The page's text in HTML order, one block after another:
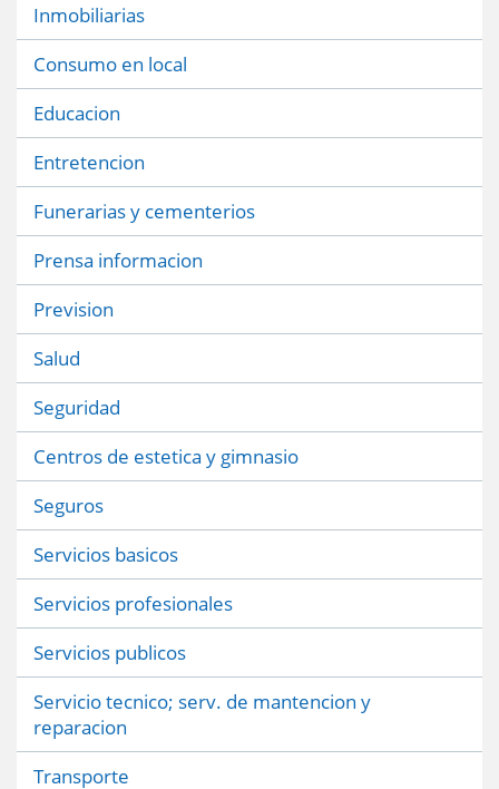
Inmobiliarias
Consumo en local
Educacion
Entretencion
Funerarias y cementerios
Prensa informacion
Prevision
Salud
Seguridad
Centros de estetica y gimnasio
Seguros
Servicios basicos
Servicios profesionales
Servicios publicos
Servicio tecnico; serv. de mantencion y
reparacion
Transporte